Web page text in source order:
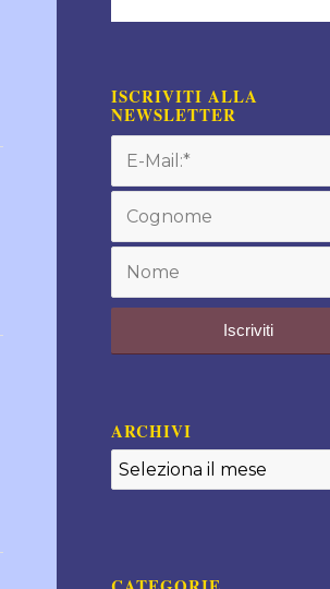
ISCRIVITI ALLA
NEWSLETTER
ARCHIVI